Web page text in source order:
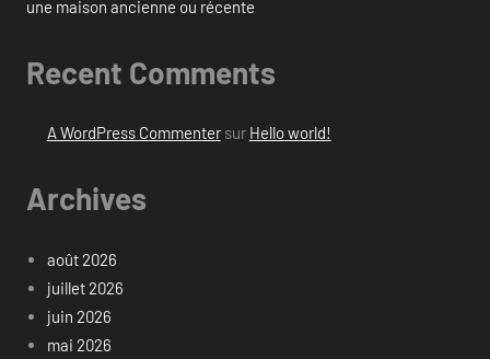
une maison ancienne ou récente
Recent Comments
A WordPress Commentersur Hello world!
Archives
août 2026
juillet 2026
juin 2026
mai 2026